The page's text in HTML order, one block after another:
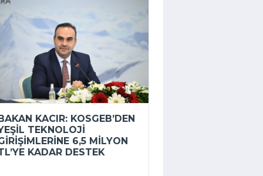
KACIR: KOSGEB’DEN
TEKNOLOJI
6,5 MILYON
KADAR DESTEK